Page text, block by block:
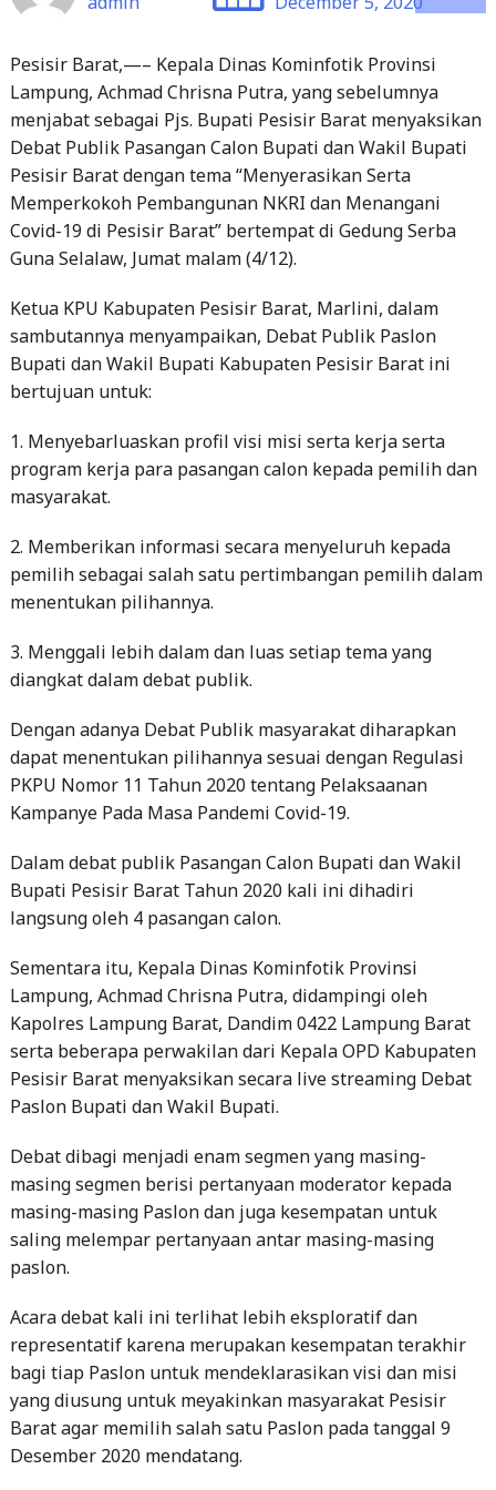
Pesisir Barat,—– Kepala Dinas Kominfotik Provinsi
Lampung, Achmad Chrisna Putra, yang sebelumnya
menjabat sebagai Pjs. Bupati Pesisir Barat menyaksikan
Debat Publik Pasangan Calon Bupati dan Wakil Bupati
Pesisir Barat dengan tema “Menyerasikan Serta
Memperkokoh Pembangunan NKRI dan Menangani
Covid-19 di Pesisir Barat” bertempat di Gedung Serba
Guna Selalaw, Jumat malam (4/12).
Ketua KPU Kabupaten Pesisir Barat, Marlini, dalam
sambutannya menyampaikan, Debat Publik Paslon
Bupati dan Wakil Bupati Kabupaten Pesisir Barat ini
bertujuan untuk:
1. Menyebarluaskan profil visi misi serta kerja serta
program kerja para pasangan calon kepada pemilih dan
masyarakat.
2. Memberikan informasi secara menyeluruh kepada
pemilih sebagai salah satu pertimbangan pemilih dalam
menentukan pilihannya.
3. Menggali lebih dalam dan luas setiap tema yang
diangkat dalam debat publik.
Dengan adanya Debat Publik masyarakat diharapkan
dapat menentukan pilihannya sesuai dengan Regulasi
PKPU Nomor 11 Tahun 2020 tentang Pelaksaanan
Kampanye Pada Masa Pandemi Covid-19.
Dalam debat publik Pasangan Calon Bupati dan Wakil
Bupati Pesisir Barat Tahun 2020 kali ini dihadiri
langsung oleh 4 pasangan calon.
Sementara itu, Kepala Dinas Kominfotik Provinsi
Lampung, Achmad Chrisna Putra, didampingi oleh
Kapolres Lampung Barat, Dandim 0422 Lampung Barat
serta beberapa perwakilan dari Kepala OPD Kabupaten
Pesisir Barat menyaksikan secara live streaming Debat
Paslon Bupati dan Wakil Bupati.
Debat dibagi menjadi enam segmen yang masing-
masing segmen berisi pertanyaan moderator kepada
masing-masing Paslon dan juga kesempatan untuk
saling melempar pertanyaan antar masing-masing
paslon.
Acara debat kali ini terlihat lebih eksploratif dan
representatif karena merupakan kesempatan terakhir
bagi tiap Paslon untuk mendeklarasikan visi dan misi
yang diusung untuk meyakinkan masyarakat Pesisir
Barat agar memilih salah satu Paslon pada tanggal 9
Desember 2020 mendatang.